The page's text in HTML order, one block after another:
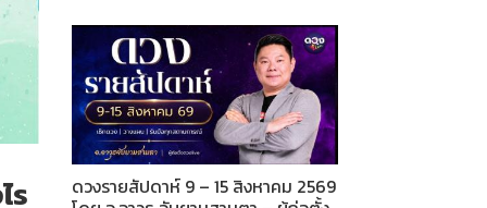
ร
ดวงรายสัปดาห์ 9 – 15 สิงหาคม 2569